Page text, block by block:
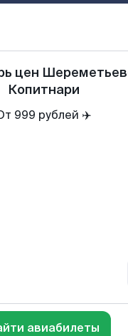
цен
Копитнари
999 рублей ✈️
авиабилеты